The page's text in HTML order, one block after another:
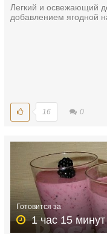
Легкий и освежающий
добавлением ягодной
16 0
Готовится за
1 час 15 минут